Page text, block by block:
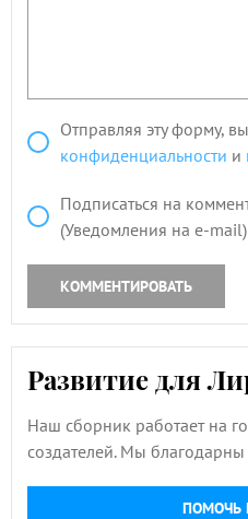
Отправляя эту форму,
конфиденциальности и
Подписаться на
(Уведомления на e-mail)
КОММЕНТИРОВАТЬ
Развитие для
Наш сборник работает на
создателей. Мы
ПОМОЧЬ